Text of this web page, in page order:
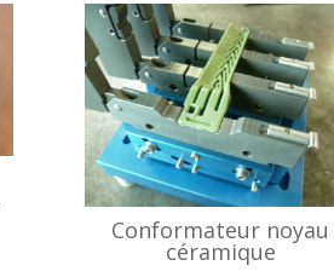
Conformateur noyau
céramique